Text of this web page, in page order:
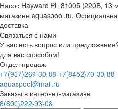
Насос Hayward PL 81005 (220В, 13
магазине aquaspool.ru.
доставка
Связаться с нами
У вас есть вопрос или
для вас способом!
Отдел продаж
+7(937)269-30-88 +7(8452)70-30-88
aquaspool@mail.ru
Заказы в интернет-магазине
8(800)222-93-08